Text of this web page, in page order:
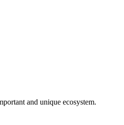
and unique ecosystem.